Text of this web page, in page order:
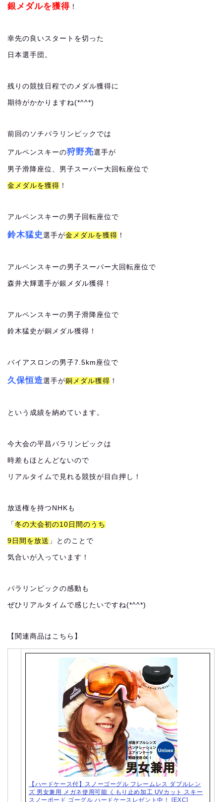
銀メダルを獲得 ！
幸先の良いスタートを切った
日本選手団。
残りの競技日程でのメダル獲得に
期待がかかりますね(*^^*)
前回のソチパラリンピックでは
アルペンスキーの狩野亮選手が
男子滑降座位、男子スーパー大回転座位で
金メダルを獲得 ！
アルペンスキーの男子回転座位で
鈴木猛史 選手が金メダルを獲得 ！
アルペンスキーの男子スーパー大回転座位で
森井大輝選手が銀メダル獲得！
アルペンスキーの男子滑降座位で
鈴木猛史が銅メダル獲得！
バイアスロンの男子7.5km座位で
久保恒造選手が銅メダル獲得 ！
という成績を納めています。
今大会の平昌パラリンピックは
時差もほとんどないので
リアルタイムで見れる競技が目白押し！
放送権を持つNHKも
「 冬の大会初の10日間のうち
9日間を放送 」とのことで
気合いが入っています！
パラリンピックの感動も
ぜひリアルタイムで感じたいですね(*^^*)
【関連商品はこちら】
【ハードケース付】スノーゴーグル フレームレス ダブルレン
ズ 男女兼用 メガネ使用可能 くもり止め加工 UVカット スキー
スノーボード ゴーグル ハードケースレゼント中！ [EXC]